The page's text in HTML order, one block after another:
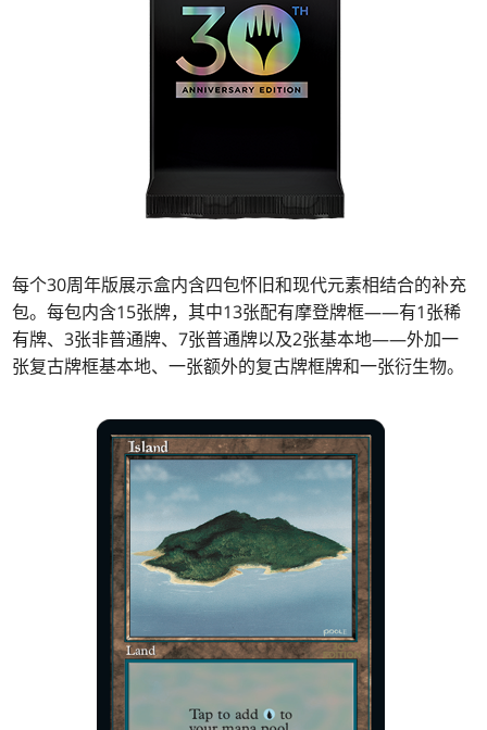
每个30周年版展示盒内含四包怀旧和现代元素相结合的补充
包。每包内含15张牌，其中13张配有摩登牌框——有1张稀
有牌、3张非普通牌、7张普通牌以及2张基本地——外加一
张复古牌框基本地、一张额外的复古牌框牌和一张衍生物。